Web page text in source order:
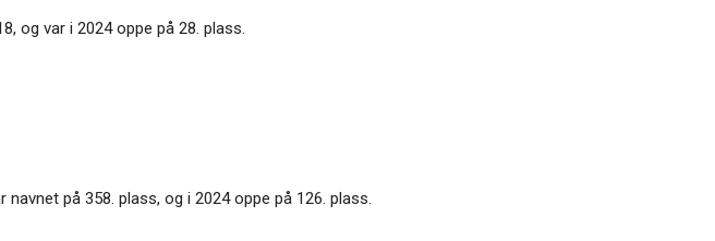
og var i 2024 oppe på 28. plass.
på 358. plass, og i 2024 oppe på 126. plass.